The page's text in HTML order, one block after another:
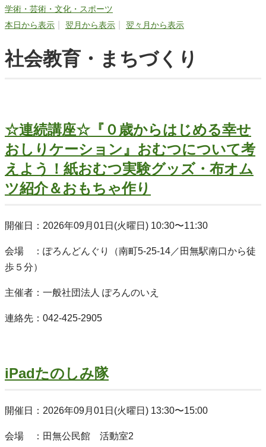
学術・芸術・文化・スポーツ
本日から表示
翌月から表示 翌々月から表示
社会教育・まちづくり
☆連続講座☆『０歳からはじめる幸せ
おしりケーション』おむつについて考
えよう！紙おむつ実験グッズ・布オム
ツ紹介＆おもちゃ作り
開催日：2026年09月01日(火曜日) 10:30〜11:30
会場 ：ぽろんどんぐり（南町5-25-14／田無駅南口から徒
歩５分）
主催者：一般社団法人 ぽろんのいえ
連絡先：042-425-2905
iPadたのしみ隊
開催日：2026年09月01日(火曜日) 13:30〜15:00
会場 ：田無公民館 活動室2